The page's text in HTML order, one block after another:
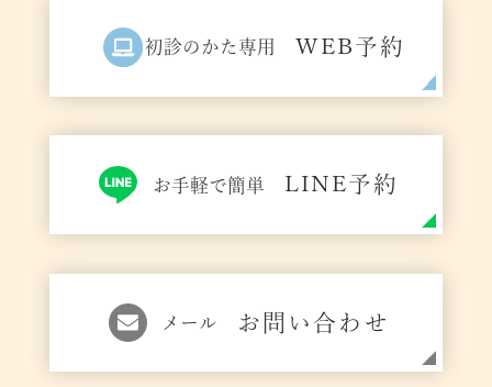
初診のかた専用 WEB予約
お手軽で簡単 LINE予約
メール お問い合わせ